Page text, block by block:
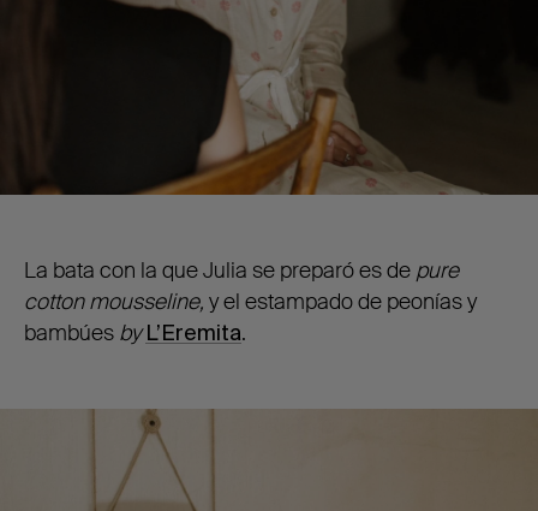
La bata con la que Julia se preparó es de pure
cotton mousseline, y el estampado de peonías y
bambúes by L’Eremita.